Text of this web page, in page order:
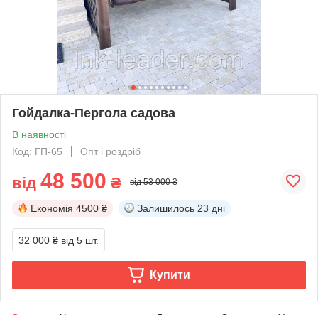
Гойдалка-Пергола садова
В наявності
Код: ГП-65
Опт і роздріб
від 48 500 ₴ від 53 000 ₴
Економія 4500 ₴ Залишилось 23 дні
32 000 ₴ від 5 шт.
Купити